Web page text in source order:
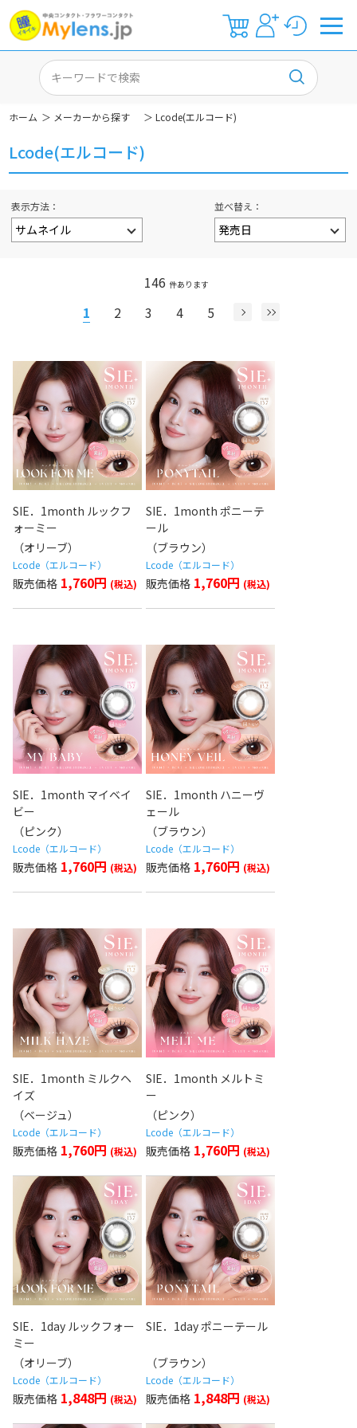
Lcode(エルコード)
並べ替え
表示方法
146 件あります
1 2 3 4 5
SIE．1month ルックフ
ォーミー
（オリーブ）
Lcode（エルコード）
1,760円
SIE．1month ポニーテ
ール
（ブラウン）
Lcode（エルコード）
1,760円
SIE．1month マイベイ
ビー
（ピンク）
Lcode（エルコード）
1,760円
SIE．1month ハニーヴ
ェール
（ブラウン）
Lcode（エルコード）
1,760円
SIE．1month ミルクヘ
イズ
（ベージュ）
Lcode（エルコード）
1,760円
SIE．1month メルトミ
ー
（ピンク）
Lcode（エルコード）
1,760円
SIE．1day ルックフォー
ミー
（オリーブ）
Lcode（エルコード）
1,848円
SIE．1day ポニーテール
（ブラウン）
Lcode（エルコード）
1,848円
ホーム ＞ メーカーから探す ＞ Lcode(エルコード)